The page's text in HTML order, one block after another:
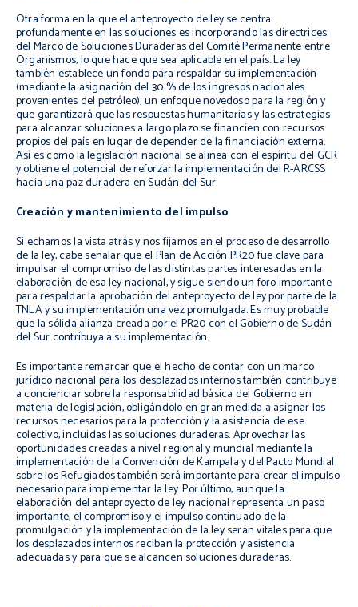
Otra forma en la que el anteproyecto de ley se centra
profundamente en las soluciones es incorporando las directrices
del Marco de Soluciones Duraderas del Comité Permanente entre
Organismos, lo que hace que sea aplicable en el país. La ley
también establece un fondo para respaldar su implementación
(mediante la asignación del 30 % de los ingresos nacionales
provenientes del petróleo), un enfoque novedoso para la región y
que garantizará que las respuestas humanitarias y las estrategias
para alcanzar soluciones a largo plazo se financien con recursos
propios del país en lugar de depender de la financiación externa.
Así es como la legislación nacional se alinea con el espíritu del GCR
y obtiene el potencial de reforzar la implementación del R-ARCSS
hacia una paz duradera en Sudán del Sur.
Creación y mantenimiento del impulso
Si echamos la vista atrás y nos fijamos en el proceso de desarrollo
de la ley, cabe señalar que el Plan de Acción PR20 fue clave para
impulsar el compromiso de las distintas partes interesadas en la
elaboración de esa ley nacional, y sigue siendo un foro importante
para respaldar la aprobación del anteproyecto de ley por parte de la
TNLA y su implementación una vez promulgada. Es muy probable
que la sólida alianza creada por el PR20 con el Gobierno de Sudán
del Sur contribuya a su implementación.
Es importante remarcar que el hecho de contar con un marco
jurídico nacional para los desplazados internos también contribuye
a concienciar sobre la responsabilidad básica del Gobierno en
materia de legislación, obligándolo en gran medida a asignar los
recursos necesarios para la protección y la asistencia de ese
colectivo, incluidas las soluciones duraderas. Aprovechar las
oportunidades creadas a nivel regional y mundial mediante la
implementación de la Convención de Kampala y del Pacto Mundial
sobre los Refugiados también será importante para crear el impulso
necesario para implementar la ley. Por último, aunque la
elaboración del anteproyecto de ley nacional representa un paso
importante, el compromiso y el impulso continuado de la
promulgación y la implementación de la ley serán vitales para que
los desplazados internos reciban la protección y asistencia
adecuadas y para que se alcancen soluciones duraderas.